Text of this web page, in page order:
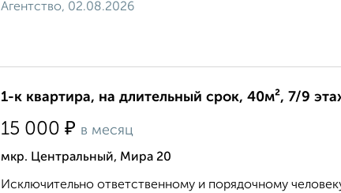
Агентство, 02.08.2026
1-к квартира, на длительный срок, 40м², 7/9
15 000 ₽ в месяц
мкр. Центральный, Мира 20
Исключительно ответственному и порядочному